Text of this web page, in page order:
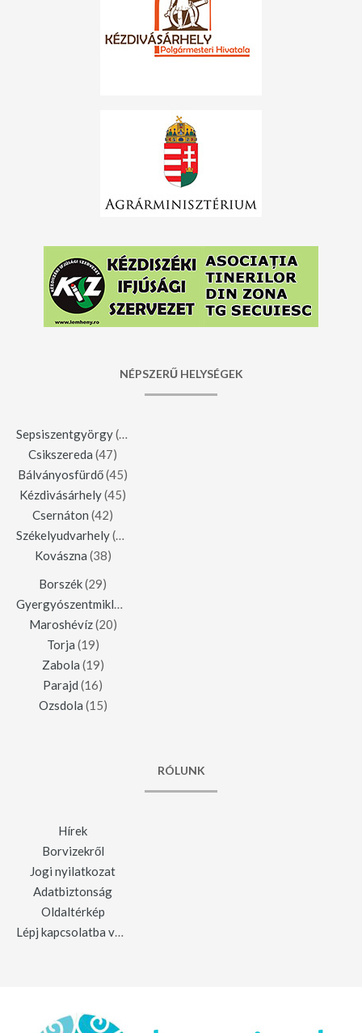
NÉPSZERŰ HELYSÉGEK
Sepsiszentgyörgy(123)
Csikszereda (47)
Bálványosfürdő(45)
Kézdivásárhely(45)
Csernáton (42)
Székelyudvarhely(42)
Kovászna (38)
Borszék(29)
Gyergyószentmiklós
Maroshévíz(20)
Torja (19)
Zabola (19)
Parajd (16)
Ozsdola (15)
RÓLUNK
Hírek
Borvizekről
Jogi nyilatkozat
Adatbiztonság
Oldaltérkép
Lépj kapcsolatba velünk